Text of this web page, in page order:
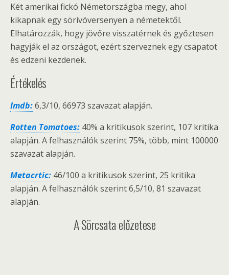
Két amerikai fickó Németországba megy, ahol
kikapnak egy sörivóversenyen a németektől.
Elhatározzák, hogy jövőre visszatérnek és győztesen
hagyják el az országot, ezért szerveznek egy csapatot
és edzeni kezdenek.
Értékelés
Imdb:6,3/10, 66973 szavazat alapján.
Rotten Tomatoes: 40% a kritikusok szerint, 107 kritika
alapján. A felhasználók szerint 75%, több, mint 100000
szavazat alapján.
Metacrtic: 46/100 a kritikusok szerint, 25 kritika
alapján. A felhasználók szerint 6,5/10, 81 szavazat
alapján.
A Sörcsata előzetese